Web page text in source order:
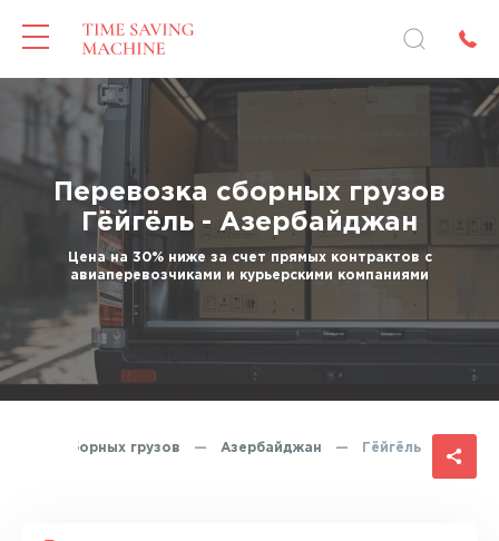
Перевозка сборных грузов
Гёйгёль - Азербайджан
Цена на 30% ниже за счет прямых контрактов с
авиаперевозчиками и курьерскими компаниями
сборных грузов — Азербайджан — Гёйгёль